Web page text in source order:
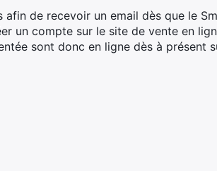
de recevoir un email dès que le
un compte sur le site de vente en
sont donc en ligne dès à présent